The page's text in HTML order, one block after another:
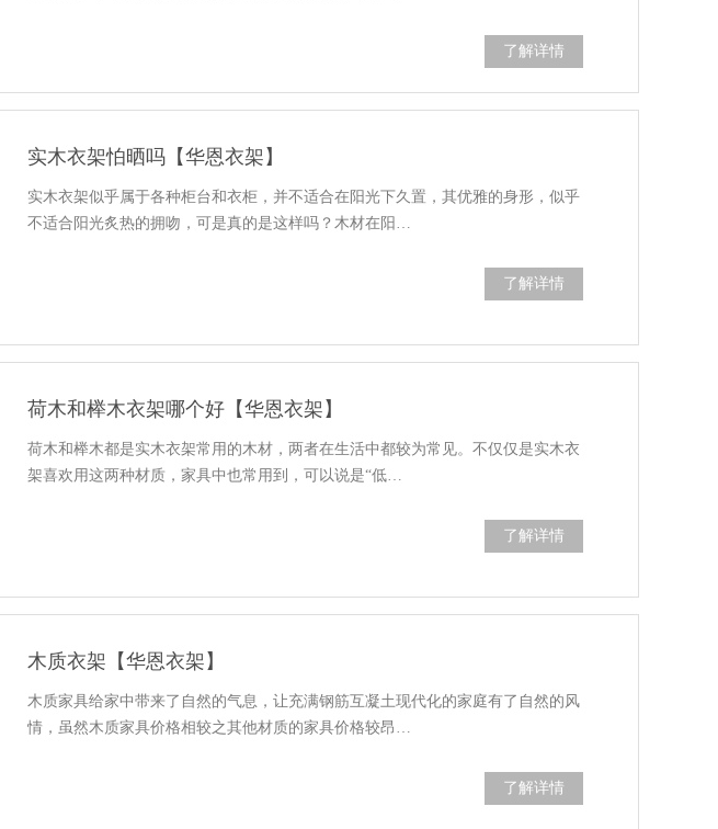
了解详情
实木衣架怕晒吗【华恩衣架】
实木衣架似乎属于各种柜台和衣柜，并不适合在阳光下久置，其优雅的身形，似乎
不适合阳光炙热的拥吻，可是真的是这样吗？木材在阳…
了解详情
荷木和榉木衣架哪个好【华恩衣架】
荷木和榉木都是实木衣架常用的木材，两者在生活中都较为常见。不仅仅是实木衣
架喜欢用这两种材质，家具中也常用到，可以说是“低…
了解详情
木质衣架【华恩衣架】
木质家具给家中带来了自然的气息，让充满钢筋互凝土现代化的家庭有了自然的风
情，虽然木质家具价格相较之其他材质的家具价格较昂…
了解详情